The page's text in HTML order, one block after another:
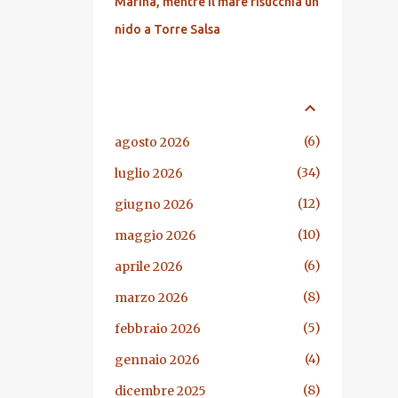
nido a Torre Salsa
agosto 2026
6
luglio 2026
34
giugno 2026
12
maggio 2026
10
aprile 2026
6
marzo 2026
8
febbraio 2026
5
gennaio 2026
4
dicembre 2025
8